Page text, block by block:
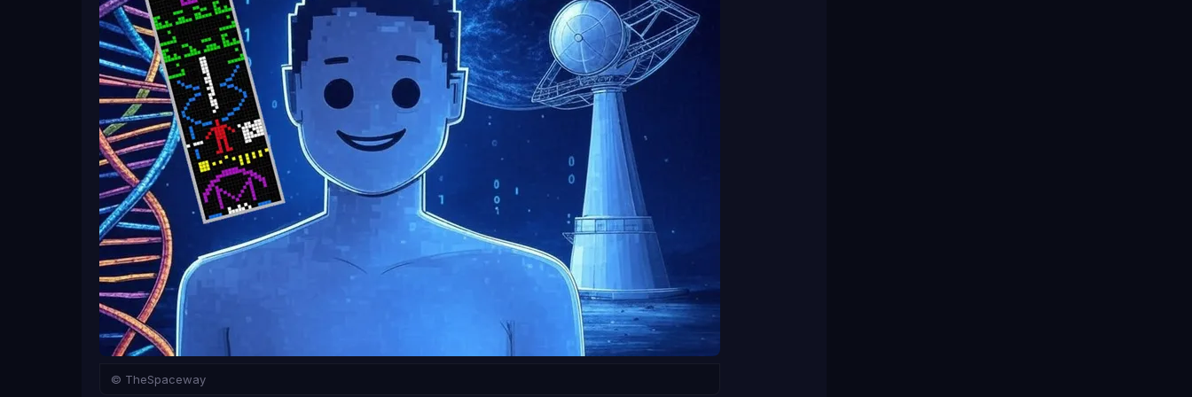
Пока «привета» из космоса не поступило, но работа не останавливается. Каждый отсеянный сигнал сужает
область поиска и уточняет параметры будущих наблюдений. Телескопы продолжают работу, алгоритмы
обновляются, а любой желающий может подключиться к анализу данных. Галактика велика, и следующие
десятилетия наблюдений могут изменить картину.
Источник: arxiv.org
очевидными признаками, а со сложными химическими сочетаниями, которые человеческий глаз просто не
увидит.
Мы стоим на пороге революционного события: уже в обозримом будущем поиск следов внеземной жизни
сможет обойтись без безумно дорогих и опасных пилотируемых миссий — и даже без доставки образцов на
Землю. Если машина научится надежно читать химию других миров на месте, главная задача будет сводиться
к доставке оборудования к цели — а с этим мы уже хорошо научились справляться.
© TheSpaceway